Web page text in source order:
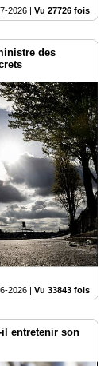
2026 Vu 27726 fois
des
2026 | Vu 33843 fois
entretenir son